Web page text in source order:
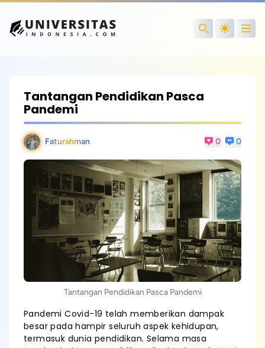
Search
Tantangan Pendidikan Pasca
Pandemi
Faturahman 0 0
Tantangan Pendidikan Pasca Pandemi
Pandemi Covid-19 telah memberikan dampak
besar pada hampir seluruh aspek kehidupan,
termasuk dunia pendidikan. Selama masa